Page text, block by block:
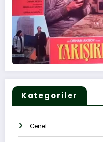
Kategoriler
Genel